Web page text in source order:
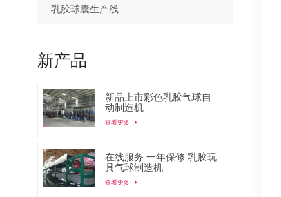
乳胶球囊生产线
新产品
新品上市彩色乳胶气球自
动制造机
查看更多
在线服务 一年保修 乳胶玩
具气球制造机
查看更多